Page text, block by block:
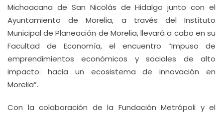
Michoacana de San Nicolás de Hidalgo junto con el
Ayuntamiento de Morelia, a través del Instituto
Municipal de Planeación de Morelia, llevará a cabo en su
Facultad de Economía, el encuentro “Impuso de
emprendimientos económicos y sociales de alto
impacto: hacia un ecosistema de innovación en
Morelia”.
Con la colaboración de la Fundación Metrópoli y el